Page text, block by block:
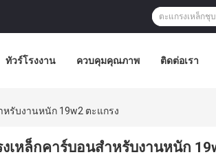
ทัวร์โรงงาน ควบคุมคุณภาพ ติดต่อเรา
รับงานหนัก 19w2 ตะแกรง
เหล็กคาร์บอนสำหรับงานหนัก